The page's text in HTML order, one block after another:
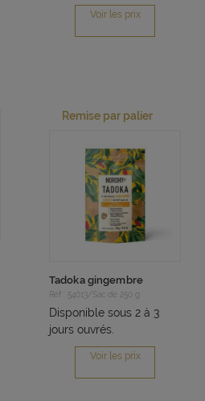
Voir les prix
Remise par palier
Tadoka gingembre
Réf : 54013/Sac de 250 g
Disponible sous 2 à 3
jours ouvrés.
Voir les prix